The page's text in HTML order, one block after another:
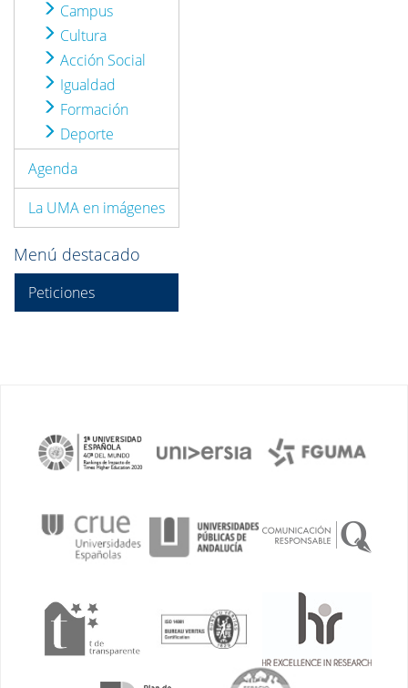
Campus
Cultura
Acción Social
Igualdad
Formación
Deporte
Agenda
La UMA en imágenes
Menú destacado
Peticiones